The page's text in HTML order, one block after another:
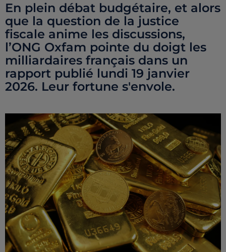
En plein débat budgétaire, et alors
que la question de la justice
fiscale anime les discussions,
l’ONG Oxfam pointe du doigt les
milliardaires français dans un
rapport publié lundi 19 janvier
2026. Leur fortune s'envole.